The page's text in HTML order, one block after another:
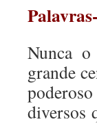
Nunca
grande
diversos